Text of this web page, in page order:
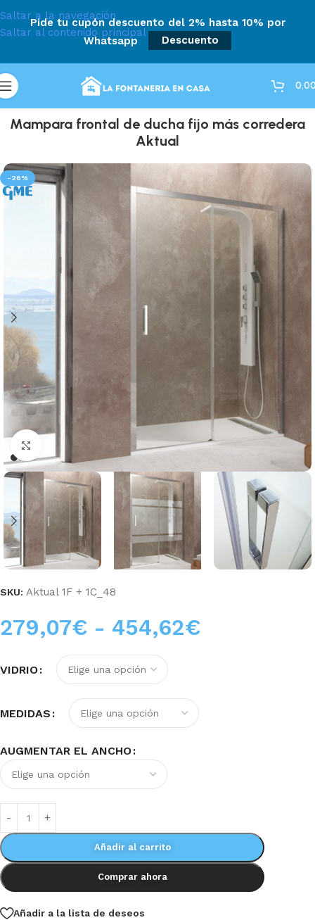
Saltar a la navegación
Saltar al contenido principal
Pide tu cupón descuento del 2% hasta 10% por
Whatsapp
Descuento
Mampara frontal de ducha fijo más corredera
Aktual
-26%
SKU: Aktual 1F + 1C_48
279,07€ - 454,62€
VIDRIO
MEDIDAS
AUGMENTAR EL ANCHO
Añadir al carrito
Comprar ahora
Añadir a la lista de deseos